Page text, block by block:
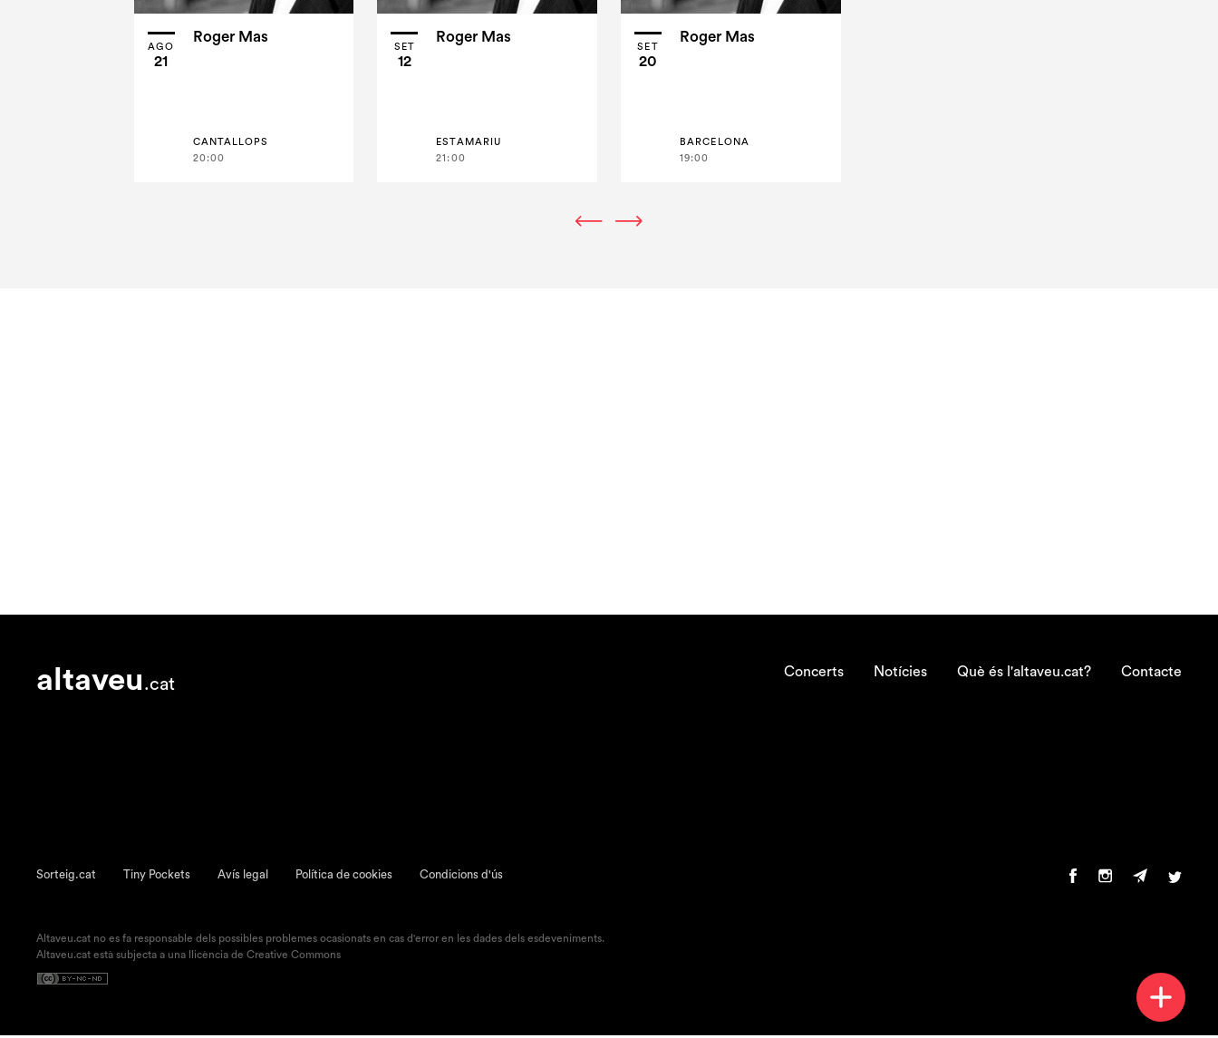
AGO
21
Roger Mas
CANTALLOPS
20:00
SET
12
Roger Mas
ESTAMARIU
21:00
SET
20
Roger Mas
BARCELONA
19:00
altaveu .cat
Concerts Notícies Què és l'altaveu.cat? Contacte
Sorteig.cat Tiny Pockets Avís legal Política de cookies Condicions d'ús
Altaveu.cat no es fa responsable dels possibles problemes ocasionats en cas d'error en les dades dels esdeveniments.
Altaveu.cat està subjecta a una llicència de Creative Commons